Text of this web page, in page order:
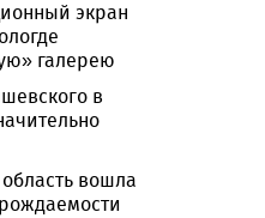
экран
галерею
в
вошла